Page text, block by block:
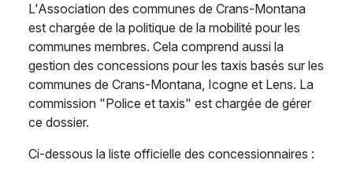
L'Association des communes de Crans-Montana
est chargée de la politique de la mobilité pour les
communes membres. Cela comprend aussi la
gestion des concessions pour les taxis basés sur les
communes de Crans-Montana, Icogne et Lens. La
commission "Police et taxis" est chargée de gérer
ce dossier.
Ci-dessous la liste officielle des concessionnaires :